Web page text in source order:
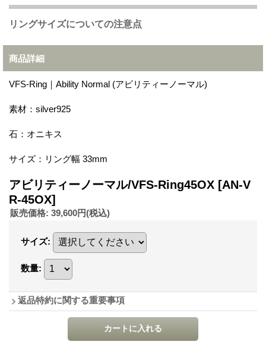
リングサイズについての注意点
商品詳細
VFS-Ring｜Ability Normal (アビリティーノーマル)
素材：silver925
石：オニキス
サイズ：リング幅 33mm
アビリティーノーマル/VFS-Ring45OX [AN-V
R-45OX]
販売価格: 39,600円(税込)
サイズ:
数量:
返品特約に関する重要事項